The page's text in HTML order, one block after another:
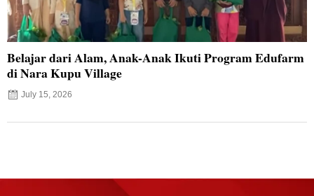
Belajar dari Alam, Anak-Anak Ikuti Program Edufarm
di Nara Kupu Village
July 15, 2026